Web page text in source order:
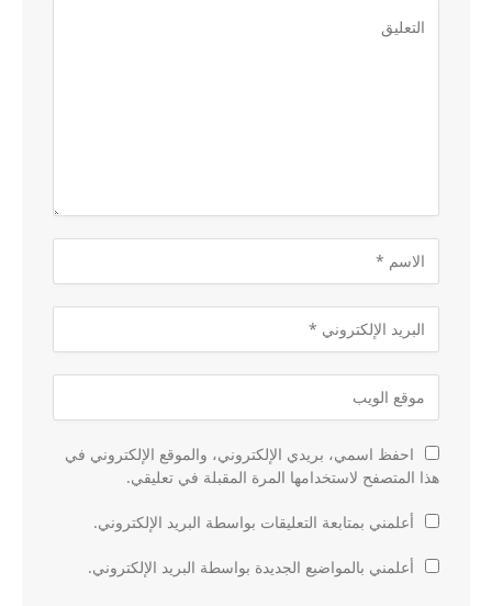
احفظ اسمي، بريدي الإلكتروني، والموقع الإلكتروني في
هذا المتصفح لاستخدامها المرة المقبلة في تعليقي.
أعلمني بمتابعة التعليقات بواسطة البريد الإلكتروني.
أعلمني بالمواضيع الجديدة بواسطة البريد الإلكتروني.